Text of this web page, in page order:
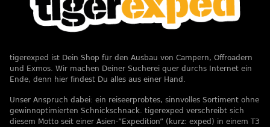
tigerexped ist Dein Shop für den Ausbau von Campern, Offroadern
und Exmos. Wir machen Deiner Sucherei quer durchs Internet ein
Ende, denn hier findest Du alles aus einer Hand.
Unser Anspruch dabei: ein reiseerprobtes, sinnvolles Sortiment ohne
gewinnoptimierten Schnickschnack. tigerexped verschreibt sich
diesem Motto seit einer Asien-”Expedition” (kurz: exped) in einem T3